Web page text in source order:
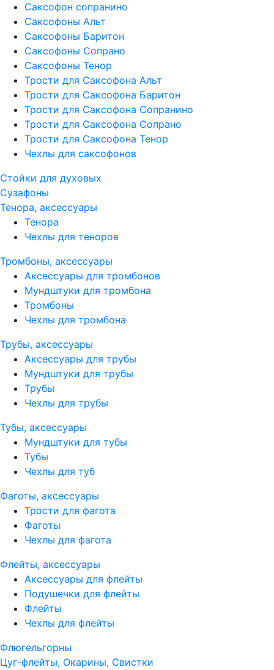
Саксофон сопранино
Саксофоны Альт
Саксофоны Баритон
Саксофоны Сопрано
Саксофоны Тенор
Трости для Саксофона Альт
Трости для Саксофона Баритон
Трости для Саксофона Сопранино
Трости для Саксофона Сопрано
Трости для Саксофона Тенор
Чехлы для саксофонов
Стойки для духовых
Сузафоны
Тенора, аксессуары
Тенора
Чехлы для теноров
Тромбоны, аксессуары
Аксессуары для тромбонов
Мундштуки для тромбона
Тромбоны
Чехлы для тромбона
Трубы, аксессуары
Аксессуары для трубы
Мундштуки для трубы
Трубы
Чехлы для трубы
Тубы, аксессуары
Мундштуки для тубы
Тубы
Чехлы для туб
Фаготы, аксессуары
Трости для фагота
Фаготы
Чехлы для фагота
Флейты, аксессуары
Аксессуары для флейты
Подушечки для флейты
Флейты
Чехлы для флейты
Флюгельгорны
Цуг-флейты, Окарины, Свистки